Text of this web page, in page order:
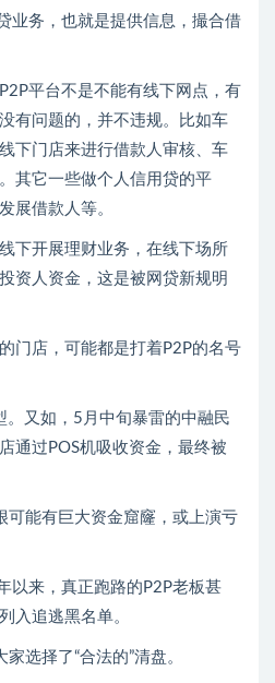
业务，也就是提供信息，撮合借
平台不是不能有线下网点，有
有问题的，并不违规。比如车
下门店来进行借款人审核、车
其它一些做个人信用贷的平
展借款人等。
下开展理财业务，在线下场所
资人资金，这是被网贷新规明
门店，可能都是打着P2P的名号
。又如，5月中旬暴雷的中融民
通过POS机吸收资金，最终被
可能有巨大资金窟窿，或上演亏
以来，真正跑路的P2P老板甚
入追逃黑名单。
选择了“合法的”清盘。